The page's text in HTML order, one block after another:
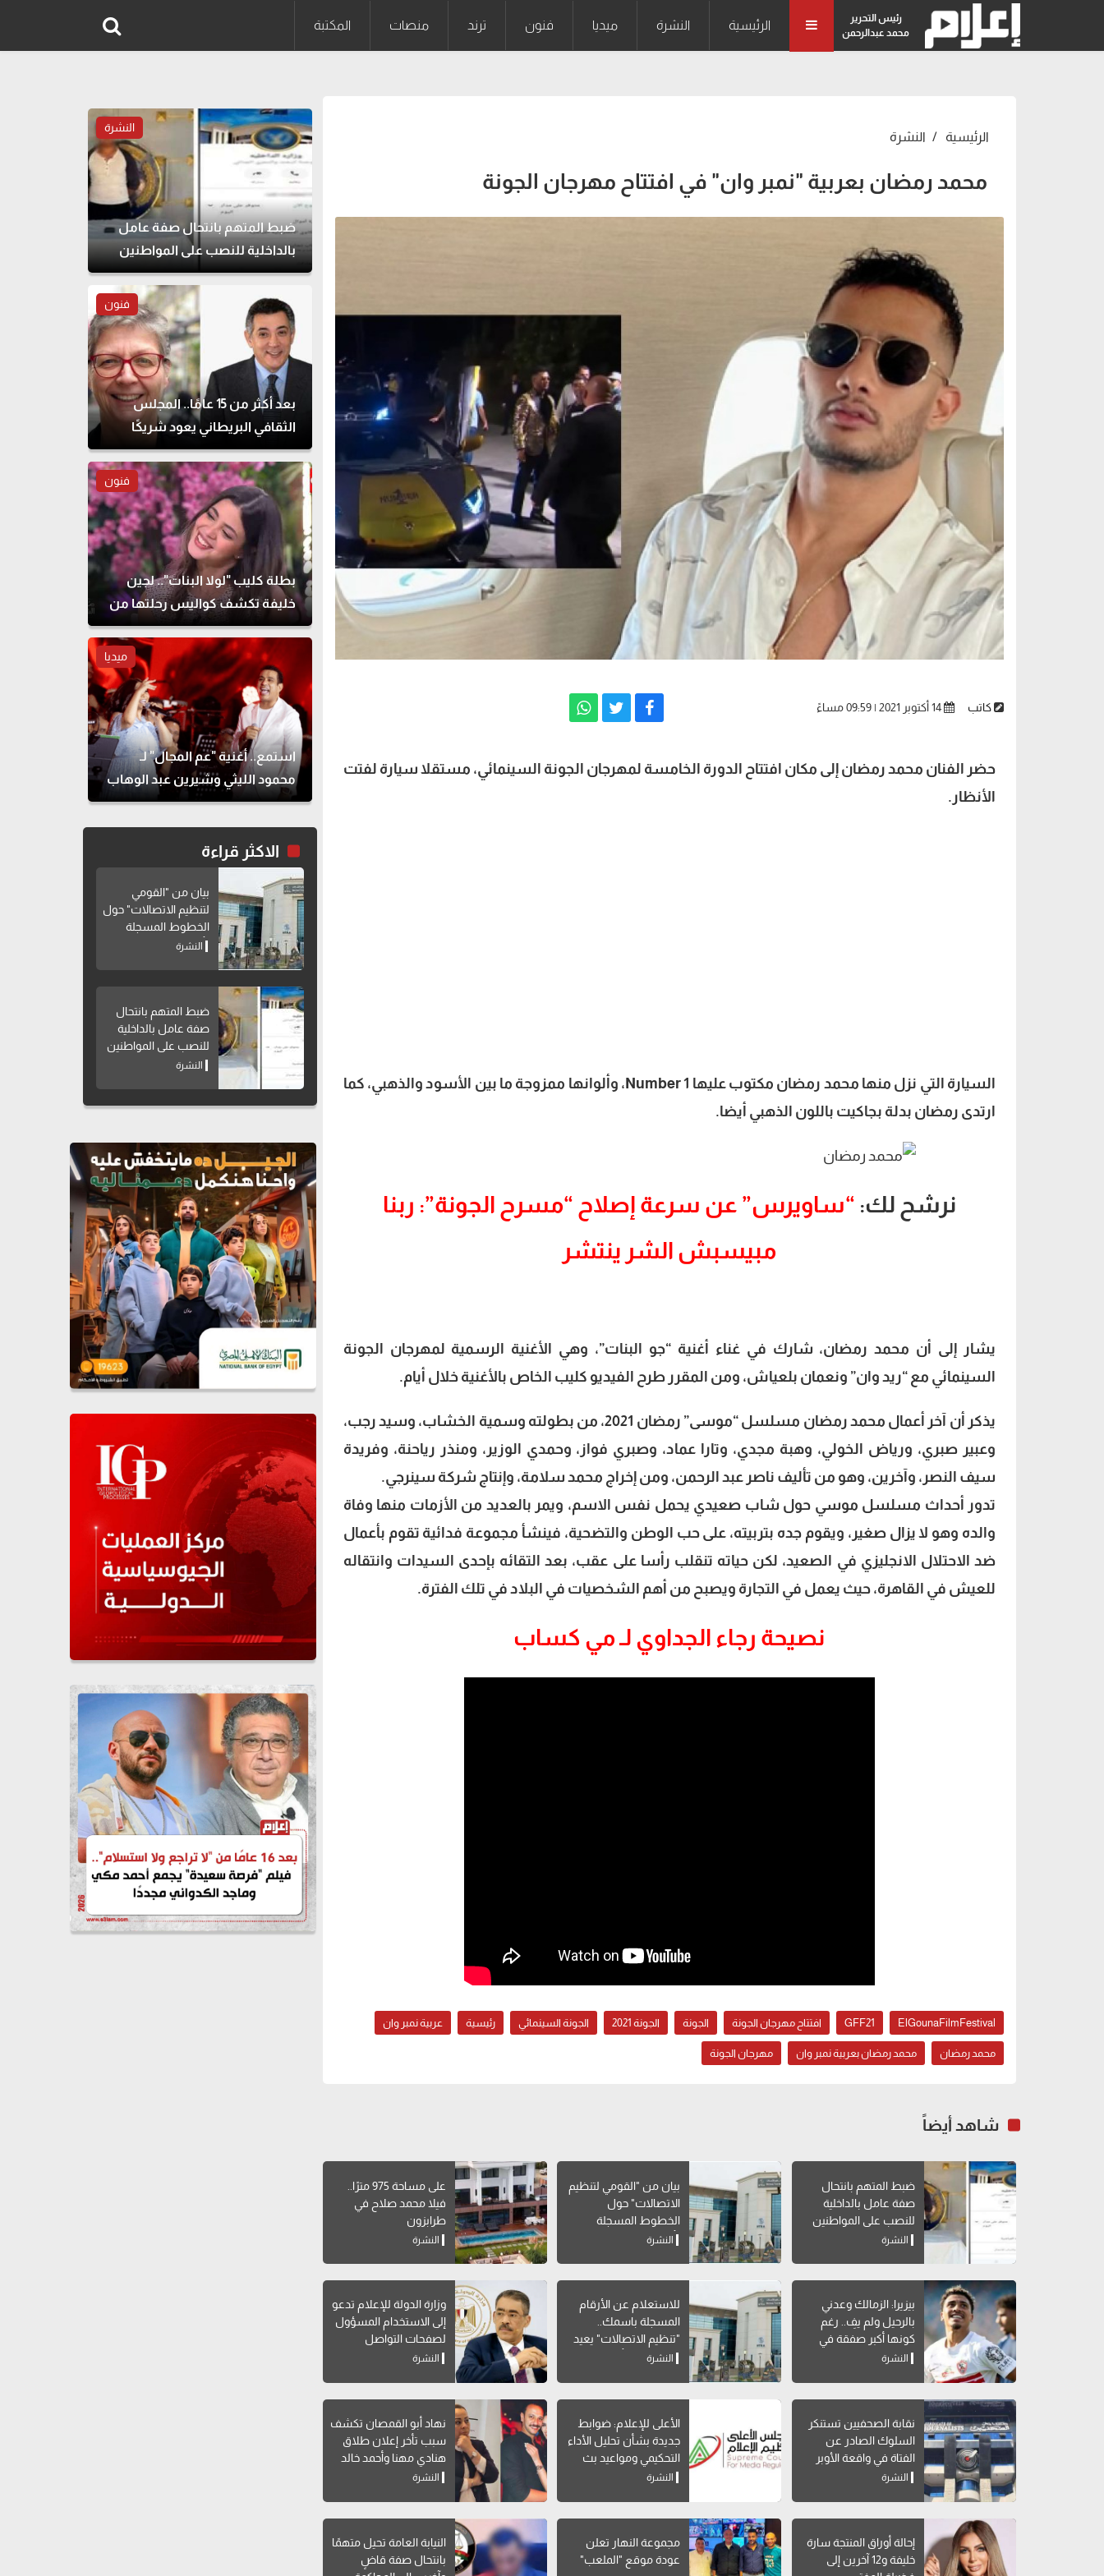
رئيس التحرير
محمد عبدالرحمن
الرئيسية النشرة ميديا فنون ترند منصات المكتبة
الرئيسية النشرة
محمد رمضان بعربية "نمبر وان" في افتتاح مهرجان الجونة
كاتب
حضر الفنان محمد رمضان إلى مكان افتتاح الدورة الخامسة لمهرجان الجونة السينمائي، مستقلا سيارة لفتت
الأنظار.
السيارة التي نزل منها محمد رمضان مكتوب عليها Number 1، وألوانها ممزوجة ما بين الأسود والذهبي، كما
ارتدى رمضان بدلة بجاكيت باللون الذهبي أيضا.
نرشح لك: “ساويرس” عن سرعة إصلاح “مسرح الجونة”: ربنا
مبيسبش الشر ينتشر
يشار إلى أن محمد رمضان، شارك في غناء أغنية “جو البنات”، وهي الأغنية الرسمية لمهرجان الجونة
السينمائي مع “ريد وان” ونعمان بلعياش، ومن المقرر طرح الفيديو كليب الخاص بالأغنية خلال أيام.
يذكر أن آخر أعمال محمد رمضان مسلسل “موسى” رمضان 2021، من بطولته وسمية الخشاب، وسيد رجب،
وعبير صبري، ورياض الخولي، وهبة مجدي، وتارا عماد، وصبري فواز، وحمدي الوزير، ومنذر رياحنة، وفريدة
سيف النصر، وآخرين، وهو من تأليف ناصر عبد الرحمن، ومن إخراج محمد سلامة، وإنتاج شركة سينرجي.
تدور أحداث مسلسل موسي حول شاب صعيدي يحمل نفس الاسم، ويمر بالعديد من الأزمات منها وفاة
والده وهو لا يزال صغير، ويقوم جده بتربيته، على حب الوطن والتضحية، فينشأ مجموعة فدائية تقوم بأعمال
ضد الاحتلال الانجليزي في الصعيد، لكن حياته تنقلب رأسا على عقب، بعد التقائه بإحدى السيدات وانتقاله
للعيش في القاهرة، حيث يعمل في التجارة ويصبح من أهم الشخصيات في البلاد في تلك الفترة.
نصيحة رجاء الجداوي لـ مي كساب
ElGounaFilmFestival
GFF21 افتتاح مهرجان الجونة الجونة الجونة 2021 الجونة السينمائي رئيسية عربية نمبر وان
محمد رمضان محمد رمضان بعربية نمبر وان مهرجان الجونة
شاهد أيضاً
ضبط المتهم بانتحال
صفة عامل بالداخلية
للنصب على المواطنين
النشرة
بيان من "القومي لتنظيم
الاتصالات" حول
الخطوط المسجلة
بأسماء مواطنين دون
النشرة
على مساحة 975 مترًا..
فيلا محمد صلاح في
طرابزون
النشرة
بيزيرا: الزمالك وعدني
بالرحيل ولم يفِ.. رغم
كونها أكبر صفقة في
تاريخه
النشرة
للاستعلام عن الأرقام
المسجلة باسمك..
"تنظيم الاتصالات" يعيد
إتاحة خدمة "أرقامي" عبر
النشرة
وزارة الدولة للإعلام تدعو
إلى الاستخدام المسؤول
لصفحات التواصل
الاجتماعي
النشرة
نقابة الصحفيين تستنكر
السلوك الصادر عن
الفتاة في واقعة الأوبر
النشرة
الأعلى للإعلام: ضوابط
جديدة بشأن تحليل الأداء
التحكيمي ومواعيد بث
البرامج الرياضية
النشرة
نهاد أبو القمصان تكشف
سبب تأخر إعلان طلاق
هنادي مهنا وأحمد خالد
صالحالنشرة
إحالة أوراق المنتجة سارة
خليفة و12 آخرين إلى
مجموعة النهار تعلن
عودة موقع "الملعب"
النيابة العامة تحيل متهمًا
بانتحال صفة قاضٍ
النشرة
ضبط المتهم بانتحال صفة عامل
بالداخلية للنصب على المواطنين
فنون
بعد أكثر من 15 عامًا.. المجلس
الثقافي البريطاني يعود شريكًا
لمهرجان القاهرة للمسرح التجريبي
فنون
بطلة كليب "لولا البنات".. لجين
خليفة تكشف كواليس رحلتها من
الطب للتمثيل
ميديا
استمع.. أغنية "عم المجال" لـ
محمود الليثي وشيرين عبد الوهاب
الاكثر قراءة
بيان من "القومي
لتنظيم الاتصالات" حول
الخطوط المسجلة
بأسماء مواطنين دون
النشرة
ضبط المتهم بانتحال
صفة عامل بالداخلية
للنصب على المواطنين
النشرة